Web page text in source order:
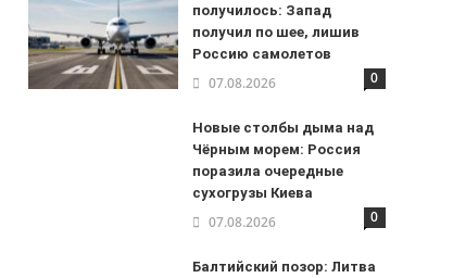
получилось: Запад
получил по шее, лишив
Россию самолетов
07.08.2026 0
Новые столбы дыма над
Чёрным морем: Россия
поразила очередные
сухогрузы Киева
07.08.2026 0
Балтийский позор: Литва